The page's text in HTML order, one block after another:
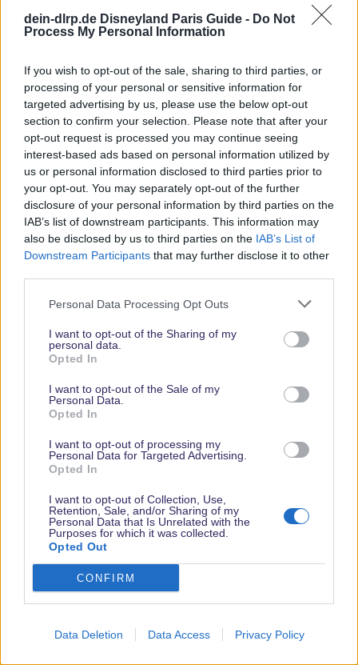
dein-dlrp.de Disneyland Paris Guide - Do Not
Process My Personal Information
If you wish to opt-out of the sale, sharing to third parties, or
processing of your personal or sensitive information for
targeted advertising by us, please use the below opt-out
section to confirm your selection. Please note that after your
opt-out request is processed you may continue seeing
interest-based ads based on personal information utilized by
us or personal information disclosed to third parties prior to
your opt-out. You may separately opt-out of the further
disclosure of your personal information by third parties on the
IAB’s list of downstream participants. This information may
also be disclosed by us to third parties on the IAB’s List of
Downstream Participants that may further disclose it to other
Personal Data Processing Opt Outs
I want to opt-out of the Sharing of my
personal data.
Opted In
I want to opt-out of the Sale of my
Personal Data.
Opted In
I want to opt-out of processing my
Personal Data for Targeted Advertising.
Opted In
I want to opt-out of Collection, Use,
Retention, Sale, and/or Sharing of my
Personal Data that Is Unrelated with the
Purposes for which it was collected.
Opted Out
CONFIRM
Data Deletion Data Access Privacy Policy
Ich bin ja froh, dass es im Dunkeln ist...ich hab doch
Höhenangst
Außerdem ist es witzig, wenn man nicht weiß,
Gaby23
Imagineer
1 Februar 2016 #29
:scare2:Schade, dass ich diesen Film nicht gesehen habe, bevor
ich damit gefahren bin, ich hätte es niiiieeee gemacht. So war ich
leider doch dabei, und ich bin tausend Tode gestorben. Für mich
war es echt too much. BTM liebe ich, aber das ist auch das
äußerste der Gefühle.
Nächster Urlaub am 02.12.2024
Stammgast in den Parks
1 Februar 2016
Ich hatte Crush's Coaster anders in Erinnerung.
Mit Videosequenzen am Anfang, mit Schildkröten im Strom und
dann mit dem fiesen Fisch mit dem Licht und Quallen... Davon
war nun nichts mehr da... es ging gleich zur Sache.
Wann haben Sie das geändert?:mda:
1 von 2 Nächste Letzte